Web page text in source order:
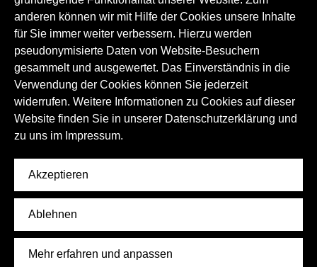
Kunstgeschichte
Handwerk und Techniken
anderen können wir mit Hilfe der Cookies unsere Inhalte
für Sie immer weiter verbessern. Hierzu werden
pseudonymisierte Daten von Website-Besuchern
gesammelt und ausgewertet. Das Einverständnis in die
Verwendung der Cookies können Sie jederzeit
widerrufen. Weitere Informationen zu Cookies auf dieser
Website finden Sie in unserer Datenschutzerklärung und
zu uns im Impressum.
Akzeptieren
Ablehnen
Mehr erfahren und anpassen